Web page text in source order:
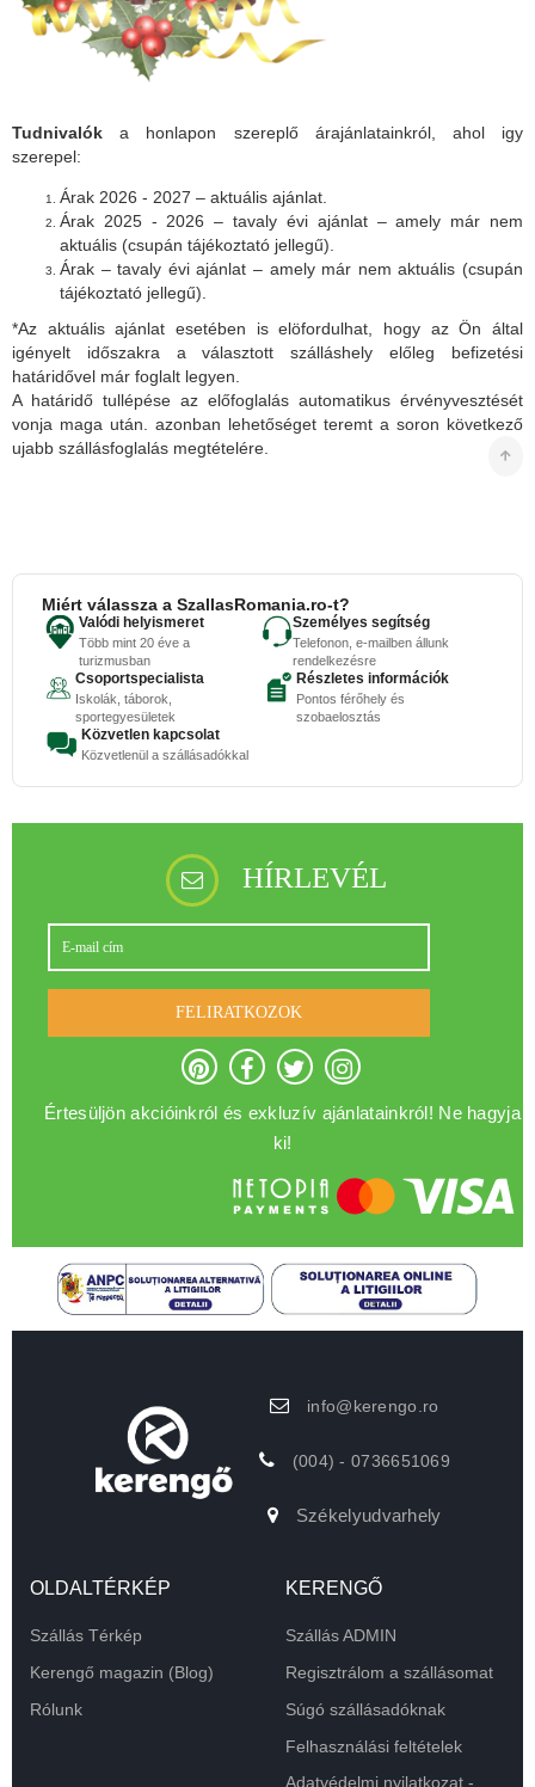
Tudnivalók a honlapon szereplő árajánlatainkról, ahol igy
szerepel:
Árak 2026 - 2027 – aktuális ajánlat.
Árak 2025 - 2026 – tavaly évi ajánlat – amely már nem
aktuális (csupán tájékoztató jellegű).
Árak – tavaly évi ajánlat – amely már nem aktuális (csupán
tájékoztató jellegű).
*Az aktuális ajánlat esetében is elöfordulhat, hogy az Ön által
igényelt időszakra a választott szálláshely előleg befizetési
határidővel már foglalt legyen.
A határidő tullépése az előfoglalás automatikus érvényvesztését
vonja maga után. azonban lehetőséget teremt a soron következő
ujabb szállásfoglalás megtételére.
Miért válassza a SzallasRomania.ro-t?
Valódi helyismeret
Több mint 20 éve a
turizmusban
Személyes segítség
Telefonon, e-mailben állunk
rendelkezésre
Csoportspecialista
Iskolák, táborok,
sportegyesületek
Részletes információk
Pontos férőhely és
szobaelosztás
Közvetlen kapcsolat
Közvetlenül a szállásadókkal
HÍRLEVÉL
FELIRATKOZOK
Értesüljön akcióinkról és exkluzív ajánlatainkról! Ne hagyja
ki!
info@kerengo.ro
(004) - 0736651069
Székelyudvarhely
OLDALTÉRKÉP
Szállás Térkép
Kerengő magazin (Blog)
Rólunk
KERENGŐ
Szállás ADMIN
Regisztrálom a szállásomat
Súgó szállásadóknak
Felhasználási feltételek
Adatvédelmi nyilatkozat -